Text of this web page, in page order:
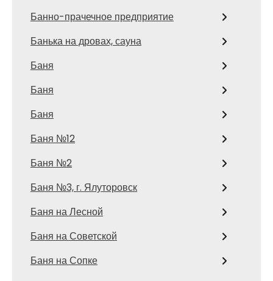
Банно-прачечное предприятие
Банька на дровах, сауна
Баня
Баня
Баня
Баня №12
Баня №2
Баня №3, г. Ялуторовск
Баня на Лесной
Баня на Советской
Баня на Сопке